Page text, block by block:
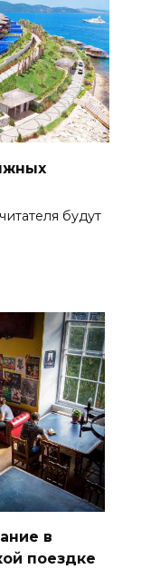
будут
в
поездке